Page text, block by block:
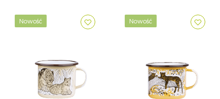
Nowość Nowość